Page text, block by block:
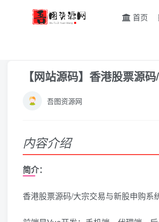
首页
【网站源码】香港股票源
吾图资源网
内容介绍
简介：
香港股票源码/大宗交易与新股申购系